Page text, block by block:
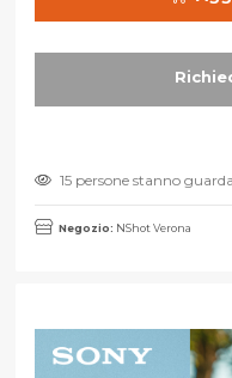
15 persone stanno
Negozio: NShot Verona